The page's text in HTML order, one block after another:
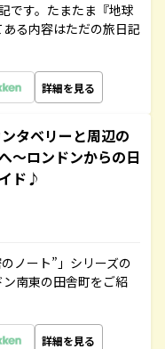
です。たまたま『地球
る内容はただの旅日記
詳細を見る
タベリーと周辺の
～ロンドンからの日
ド♪
ノート”」シリーズの
南東の田舎町をご紹
詳細を見る